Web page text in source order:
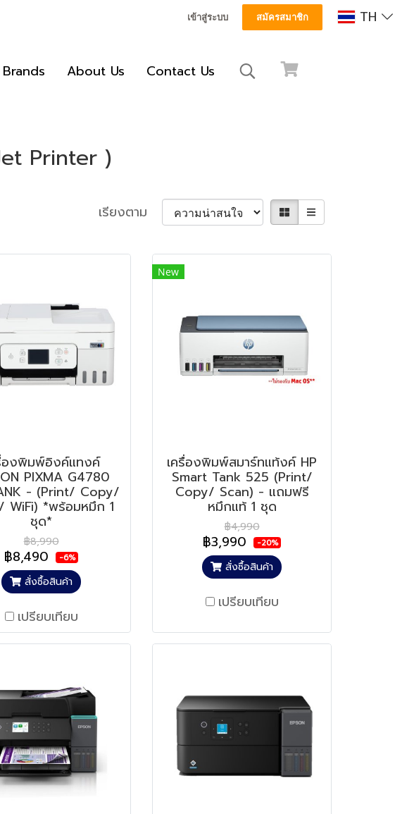
เข้าสู่ระบบ สมัครสมาชิก TH
Brands About Us Contact Us
Printer )
เรียงตาม
องพิมพ์อิงค์แทงค์
PIXMA G4780
- (Print/ Copy/
WiFi) *พร้อมหมึก 1
ชุด*
฿8,990
฿8,490 -6%
สั่งซื้อสินค้า
เปรียบเทียบ
New
เครื่องพิมพ์สมาร์ทแท้งค์ HP
Smart Tank 525 (Print/
Copy/ Scan) - แถมฟรี
หมึกแท้ 1 ชุด
฿4,990
฿3,990 -20%
สั่งซื้อสินค้า
เปรียบเทียบ